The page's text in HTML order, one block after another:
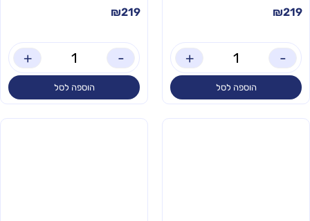
₪219
+
הוספה לסל
₪219
+
הוספה לסל